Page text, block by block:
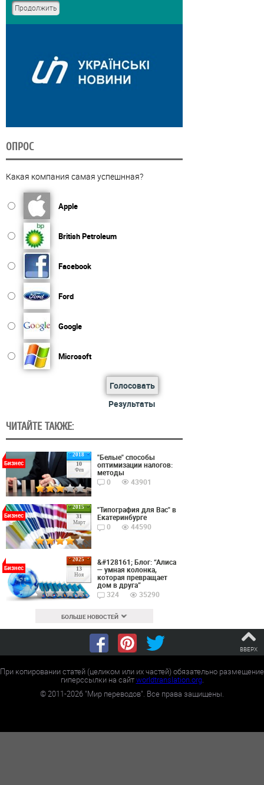
ОПРОС
Какая компания самая успешнная?
Apple
British Petroleum
Facebook
Ford
Google
Microsoft
Голосовать
Результаты
ЧИТАЙТЕ ТАКЖЕ:
2018
10
Фев
Бизнес
"Белые" способы
оптимизации налогов:
методы
0
43901
2015
31
Март
Бизнес
"Типография для Вас" в
Екатеринбурге
0
44590
2025
13
Ноя
Бизнес
&#128161; Блог: “Алиса
— умная колонка,
которая превращает
дом в друга”
324
35290
БОЛЬШЕ НОВОСТЕЙ
ВВЕРХ
При копировании статей (целиком или их частей) обязательно размещение
гиперссылки на сайтworldtranslation.org.
©2011-2026 "Мир переводов". Все права защищены.